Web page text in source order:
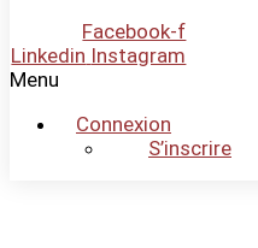
Facebook-f
Linkedin Instagram
Menu
Connexion
S’inscrire